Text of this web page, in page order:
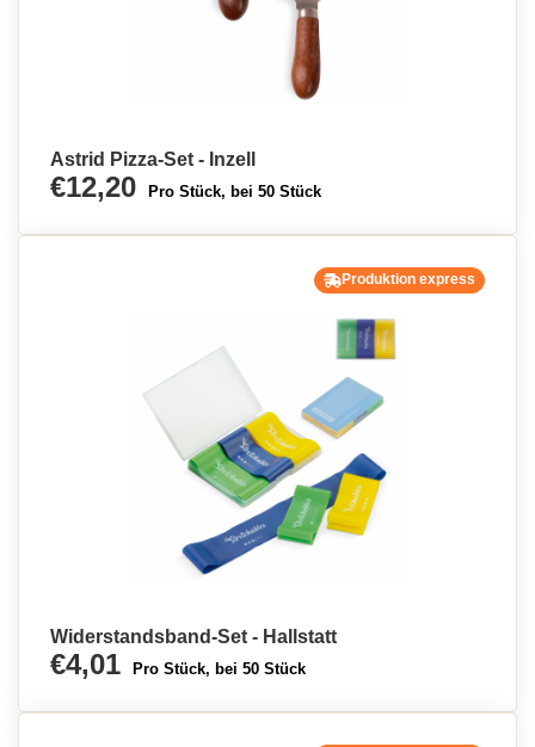
Astrid Pizza-Set - Inzell
€12,20 Pro Stück, bei 50 Stück
Produktion express
Widerstandsband-Set - Hallstatt
€4,01 Pro Stück, bei 50 Stück